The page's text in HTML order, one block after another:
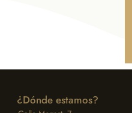
¿Dónde estamos?